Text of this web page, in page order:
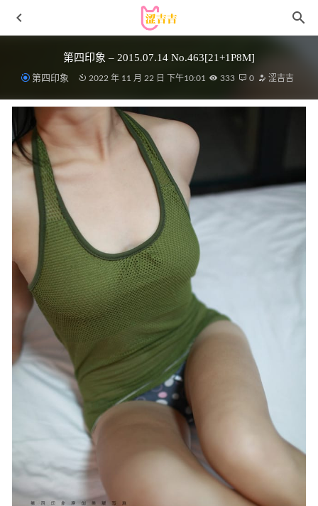
第四印象 – 2015.07.14 No.463[21+1P8M]
第四印象 2022 年 11 月 22 日 下午10:01 333 0 涩吉吉
[Ligui丽柜]2022.03.09 《颜丝美浴》宁宁 [61+1P/52MB]
2023-01-25
[XiuRen秀人网] 2023.09.21 No.7419 可樂Vicky 丝袜美腿
[54P/421MB] 2024-07-14
[Xiuren秀人网]2025.11.20 NO.11008 桃子姐姐[77P/1.00GB]
2026-06-21
[微密圈]奶宝妹纸 – 红色吊带 [28P10V-136MB]
[Xiuren秀人网]2024.08.20 NO.9040 蛋蛋宝[66+1P/656MB]
2025-02-25